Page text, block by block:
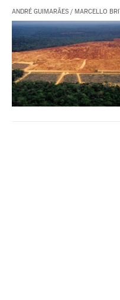
ANDRÉ GUIMARÃES / MARCELLO